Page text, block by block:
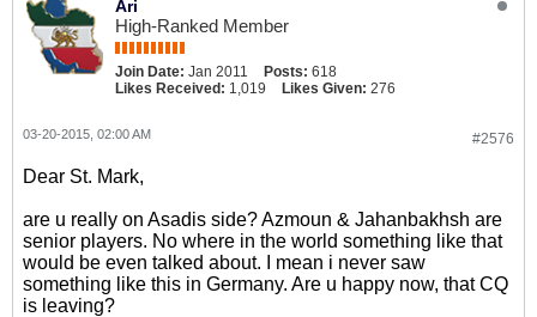
Ari
High-Ranked Member
Join Date: Jan 2011 Posts: 618
Likes Received: 1,019 Likes Given: 276
#2576
03-20-2015, 02:00 AM
Dear St. Mark,
are u really on Asadis side? Azmoun & Jahanbakhsh are
senior players. No where in the world something like that
would be even talked about. I mean i never saw
something like this in Germany. Are u happy now, that CQ
is leaving?